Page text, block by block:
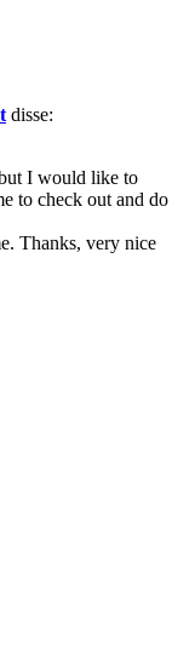
disse:
I would like to
to check out and do
Thanks, very nice